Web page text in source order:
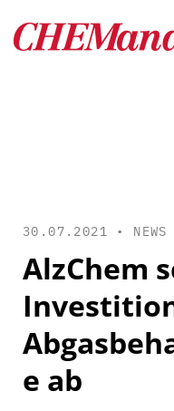
30.07.2021 • NEWS
AlzChem
e ab